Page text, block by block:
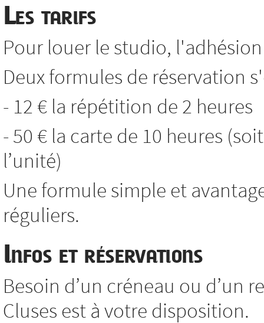
Les tarifs
Pour louer le studio,
Deux formules de réservation
- 12 € la répétition de 2 heures
- 50 € la carte de 10 heures
l’unité)
Une formule simple et
réguliers.
Infos et réservations
Besoin d’un créneau ou d’un
Cluses est à votre disposition.